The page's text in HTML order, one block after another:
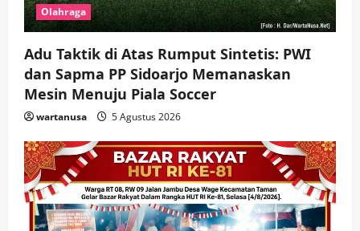
Olahraga
Adu Taktik di Atas Rumput Sintetis: PWI
dan Sapma PP Sidoarjo Memanaskan
Mesin Menuju Piala Soccer
wartanusa 5 Agustus 2026